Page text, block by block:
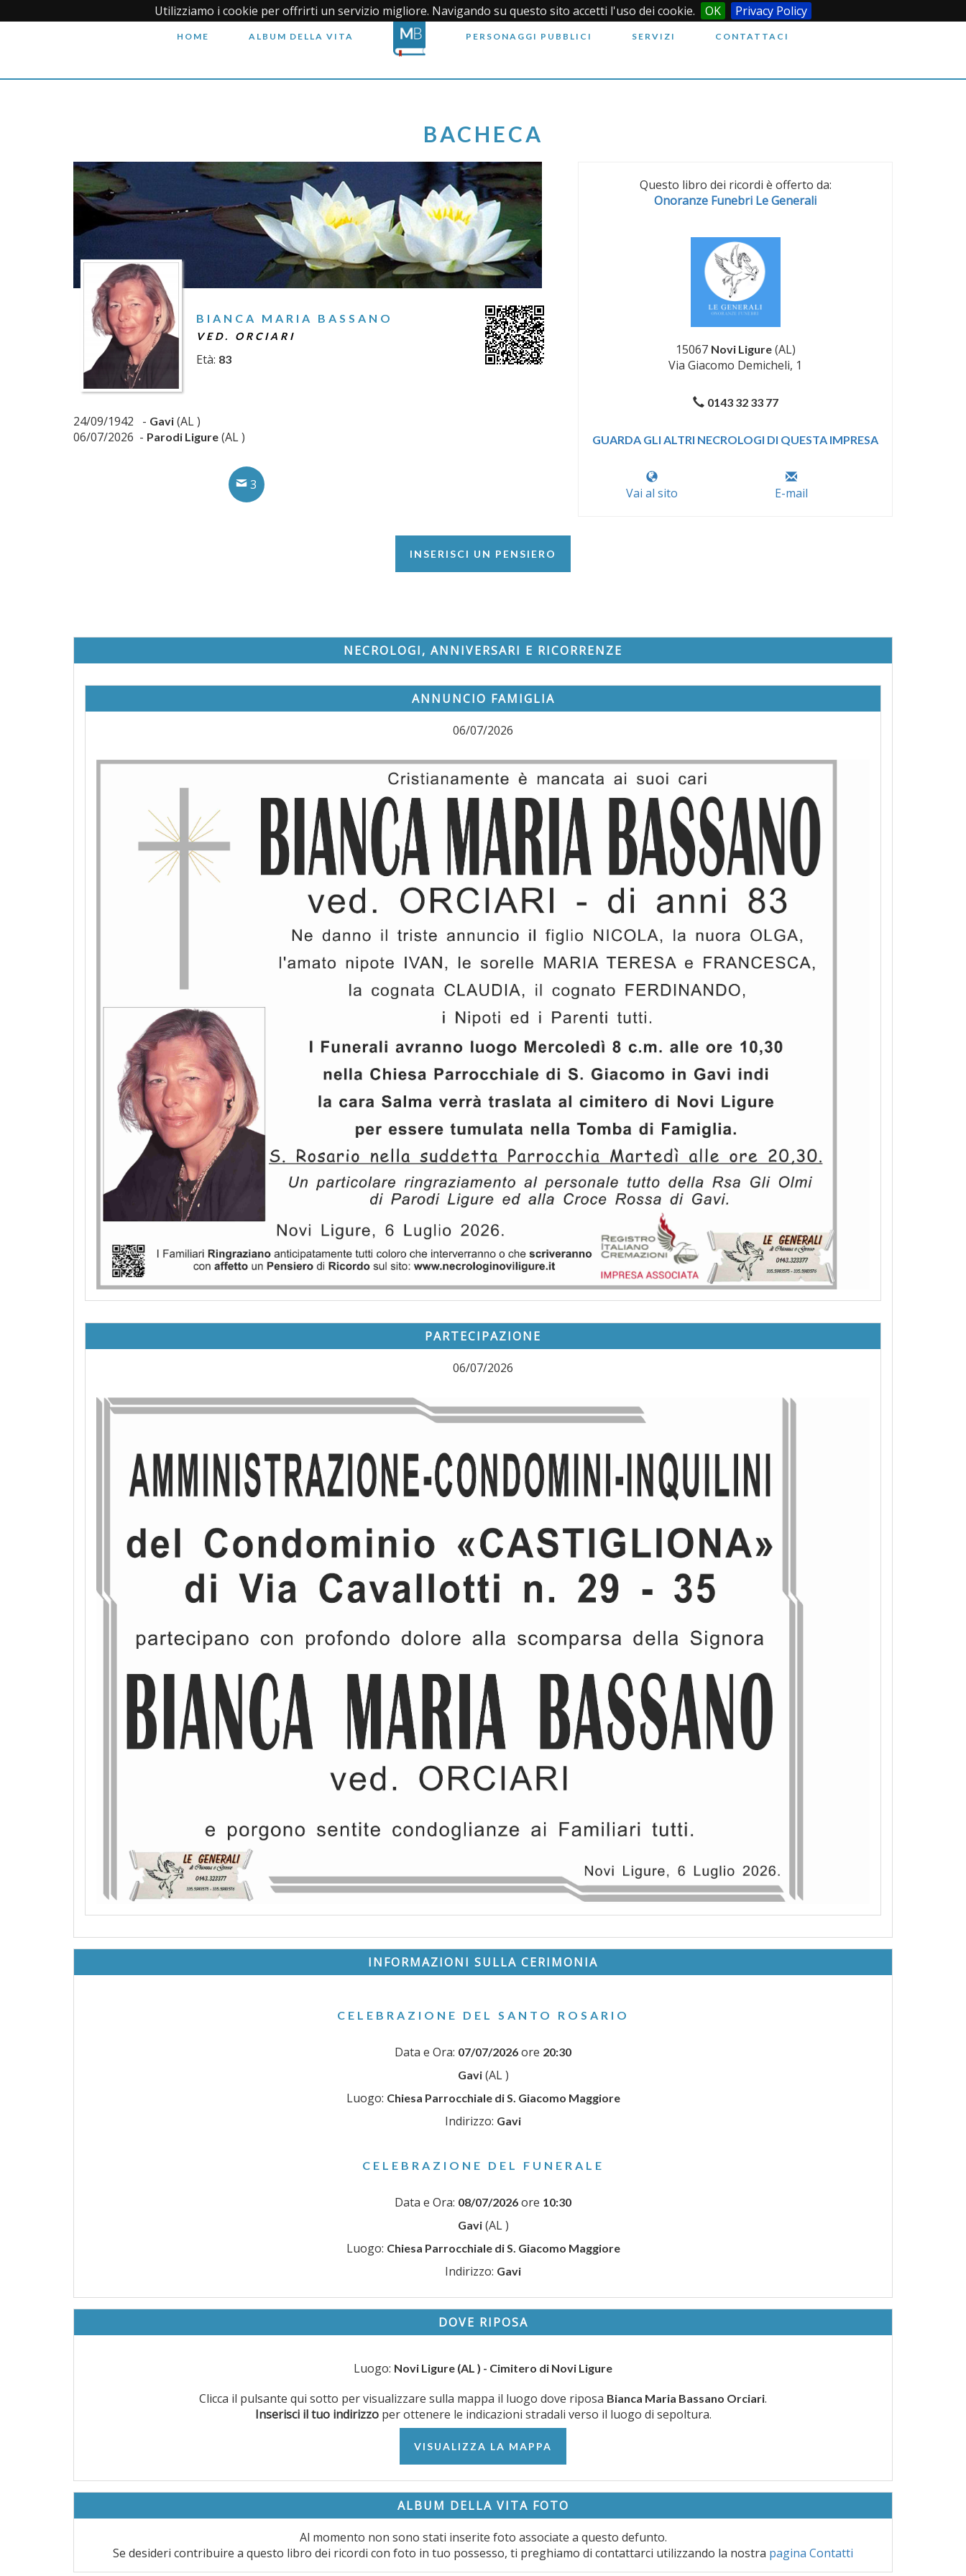
Utilizziamo i cookie per offrirti un servizio migliore. Navigando su questo sito accetti l'uso dei cookie. OK Privacy Policy
HOME ALBUM DELLA VITA PERSONAGGI PUBBLICI SERVIZI CONTATTACI
BACHECA
BIANCA MARIA BASSANO
VED. ORCIARI
Età: 83
24/09/1942 - Gavi (AL )
06/07/2026 - Parodi Ligure (AL )
3
Questo libro dei ricordi è offerto da:
Onoranze Funebri Le Generali
15067 Novi Ligure(AL)
Via Giacomo Demicheli, 1
0143 32 33 77
GUARDA GLI ALTRI NECROLOGI DI QUESTA IMPRESA
Vai al sito E-mail
INSERISCI UN PENSIERO
NECROLOGI, ANNIVERSARI E RICORRENZE
ANNUNCIO FAMIGLIA
06/07/2026
PARTECIPAZIONE
06/07/2026
INFORMAZIONI SULLA CERIMONIA
CELEBRAZIONE DEL SANTO ROSARIO
Data e Ora: 07/07/2026 ore 20:30
Gavi(AL )
Luogo: Chiesa Parrocchiale di S. Giacomo Maggiore
Indirizzo: Gavi
CELEBRAZIONE DEL FUNERALE
Data e Ora: 08/07/2026 ore 10:30
Gavi(AL )
Luogo: Chiesa Parrocchiale di S. Giacomo Maggiore
Indirizzo: Gavi
DOVE RIPOSA
Luogo: Novi Ligure (AL ) - Cimitero di Novi Ligure
Clicca il pulsante qui sotto per visualizzare sulla mappa il luogo dove riposa Bianca Maria Bassano Orciari.
Inserisci il tuo indirizzoper ottenere le indicazioni stradali verso il luogo di sepoltura.
VISUALIZZA LA MAPPA
ALBUM DELLA VITA FOTO
Al momento non sono stati inserite foto associate a questo defunto.
Se desideri contribuire a questo libro dei ricordi con foto in tuo possesso, ti preghiamo di contattarci utilizzando la nostra pagina Contatti